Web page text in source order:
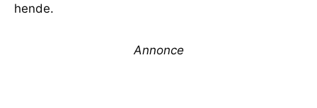
hende.
Annonce